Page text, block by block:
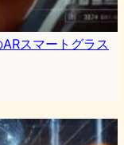
スマートグラス